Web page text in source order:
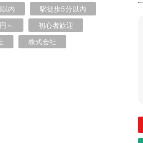
内
駅徒歩5分以内
～
初心者歓迎
株式会社